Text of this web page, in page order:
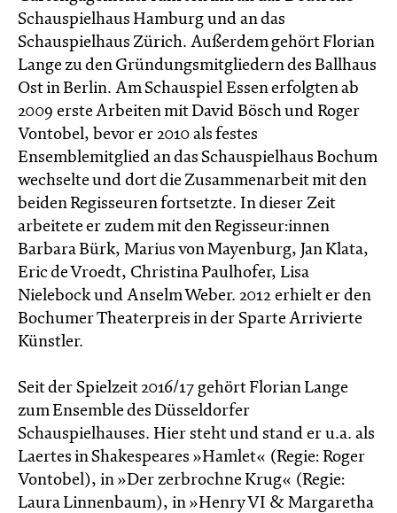
Schauspielhaus Hamburg und an das
Schauspielhaus Zürich. Außerdem gehört Florian
Lange zu den Gründungsmitgliedern des Ballhaus
Ost in Berlin. Am Schauspiel Essen erfolgten ab
2009 erste Arbeiten mit David Bösch und Roger
Vontobel, bevor er 2010 als festes
Ensemblemitglied an das Schauspielhaus Bochum
wechselte und dort die Zusammenarbeit mit den
beiden Regisseuren fortsetzte. In dieser Zeit
arbeitete er zudem mit den Regisseur:innen
Barbara Bürk, Marius von Mayenburg, Jan Klata,
Eric de Vroedt, Christina Paulhofer, Lisa
Nielebock und Anselm Weber. 2012 erhielt er den
Bochumer Theaterpreis in der Sparte Arrivierte
Künstler.
Seit der Spielzeit 2016/17 gehört Florian Lange
zum Ensemble des Düsseldorfer
Schauspielhauses. Hier steht und stand er u.a. als
Laertes in Shakespeares »Hamlet« (Regie: Roger
Vontobel), in »Der zerbrochne Krug« (Regie:
Laura Linnenbaum), in »Henry VI & Margaretha